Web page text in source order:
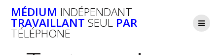
au
contenu
MÉDIUM INDÉPENDANT
TRAVAILLANT SEUL PAR
TÉLÉPHONE